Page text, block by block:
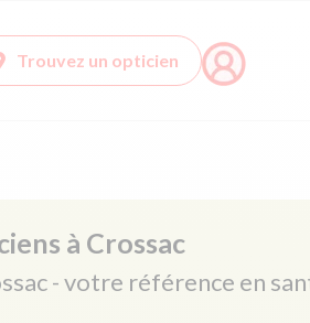
Trouvez un opticien
à Crossac
- votre référence en